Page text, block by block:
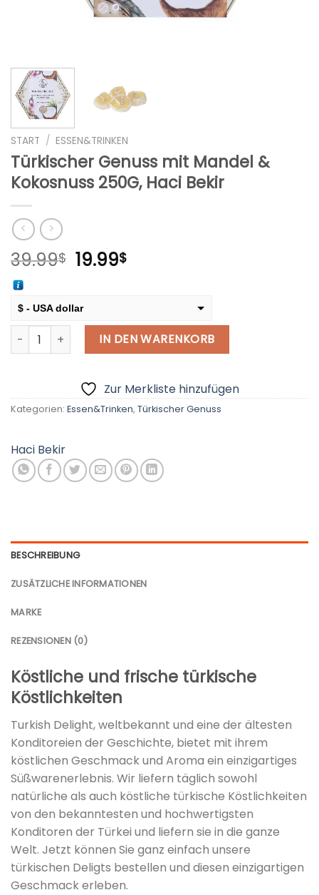
START / ESSEN&TRINKEN
Türkischer Genuss mit Mandel &
Kokosnuss 250G, Haci Bekir
39.99$ Ursprünglicher
39.99$
19.99$Aktueller
$ - USA dollar
€ - European Euro
Türkischer Genuss mit Mandel & Kokosnuss 250G, Haci
IN DEN WARENKORB
Zur Merkliste hinzufügen
Kategorien: Essen&Trinken, Türkischer Genuss
Haci Bekir
BESCHREIBUNG
ZUSÄTZLICHE INFORMATIONEN
MARKE
REZENSIONEN (0)
Köstliche und frische türkische
Köstlichkeiten
Turkish Delight, weltbekannt und eine der ältesten
Konditoreien der Geschichte, bietet mit ihrem
köstlichen Geschmack und Aroma ein einzigartiges
Süßwarenerlebnis. Wir liefern täglich sowohl
natürliche als auch köstliche türkische Köstlichkeiten
von den bekanntesten und hochwertigsten
Konditoren der Türkei und liefern sie in die ganze
Welt. Jetzt können Sie ganz einfach unsere
türkischen Deligts bestellen und diesen einzigartigen
Geschmack erleben.